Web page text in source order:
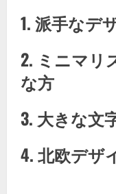
1. 派手なデ
2. ミニマリ
な方
3. 大きな文
4. 北欧デザ